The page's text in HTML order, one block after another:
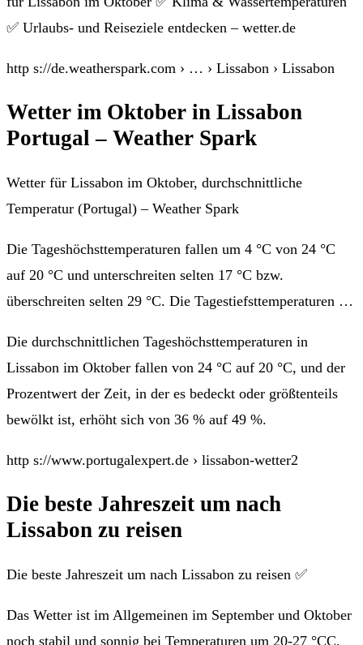
✅ Urlaubs- und Reiseziele entdecken – wetter.de
http s://de.weatherspark.com › … › Lissabon › Lissabon
Wetter im Oktober in Lissabon
Portugal – Weather Spark
Wetter für Lissabon im Oktober, durchschnittliche
Temperatur (Portugal) – Weather Spark
Die Tageshöchsttemperaturen fallen um 4 °C von 24 °C
auf 20 °C und unterschreiten selten 17 °C bzw.
überschreiten selten 29 °C. Die Tagestiefsttemperaturen …
Die durchschnittlichen Tageshöchsttemperaturen in
Lissabon im Oktober fallen von 24 °C auf 20 °C, und der
Prozentwert der Zeit, in der es bedeckt oder größtenteils
bewölkt ist, erhöht sich von 36 % auf 49 %.
http s://www.portugalexpert.de › lissabon-wetter2
Die beste Jahreszeit um nach
Lissabon zu reisen
Die beste Jahreszeit um nach Lissabon zu reisen ✅
Das Wetter ist im Allgemeinen im September und Oktober
noch stabil und sonnig bei Temperaturen um 20-27 °CC.